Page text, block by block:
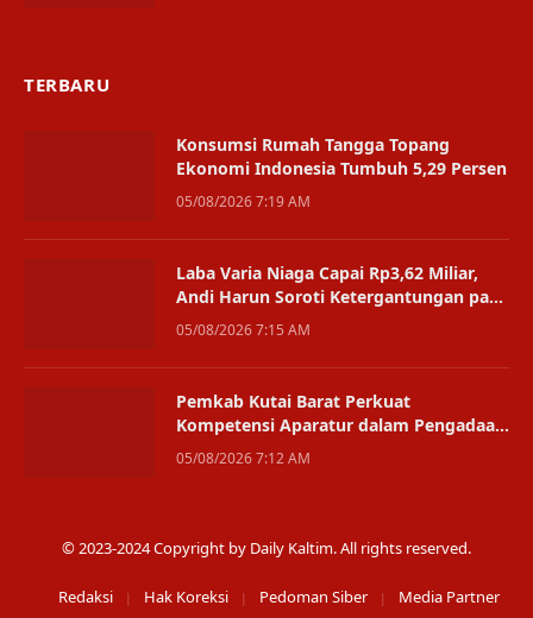
TERBARU
Konsumsi Rumah Tangga Topang
Ekonomi Indonesia Tumbuh 5,29 Persen
05/08/2026 7:19 AM
Laba Varia Niaga Capai Rp3,62 Miliar,
Andi Harun Soroti Ketergantungan pada
Satu Bisnis
05/08/2026 7:15 AM
Pemkab Kutai Barat Perkuat
Kompetensi Aparatur dalam Pengadaan
Digital
05/08/2026 7:12 AM
© 2023-2024 Copyright by Daily Kaltim. All rights reserved.
Redaksi Hak Koreksi Pedoman Siber Media Partner